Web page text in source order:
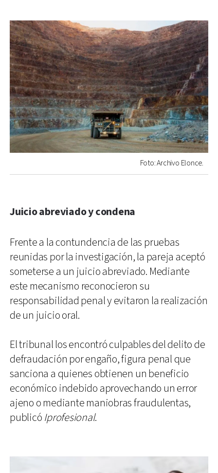
Foto: Archivo Elonce.
Juicio abreviado y condena
Frente a la contundencia de las pruebas
reunidas por la investigación, la pareja aceptó
someterse a un juicio abreviado. Mediante
este mecanismo reconocieron su
responsabilidad penal y evitaron la realización
de un juicio oral.
El tribunal los encontró culpables del delito de
defraudación por engaño, figura penal que
sanciona a quienes obtienen un beneficio
económico indebido aprovechando un error
ajeno o mediante maniobras fraudulentas,
publicó Iprofesional.